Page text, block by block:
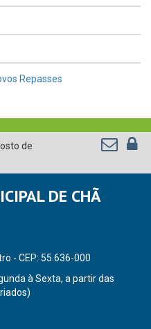
Repasses
de
DE CHÃ
- CEP: 55.636-000
à Sexta, a partir das